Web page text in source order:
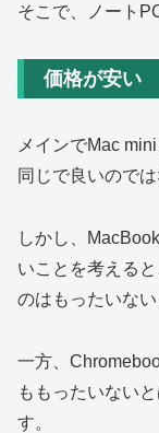
そこで、ノート
価格が安い
メインでMac
同じで良いので
しかし、
いことを考える
のはもったいない
一方、
ももったいない
す。